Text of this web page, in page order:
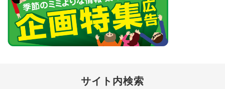
サイト内検索